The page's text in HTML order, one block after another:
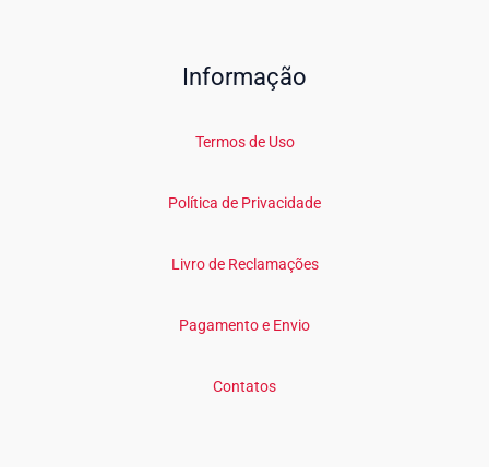
Informação
Termos de Uso
Política de Privacidade
Livro de Reclamações
Pagamento e Envio
Contatos